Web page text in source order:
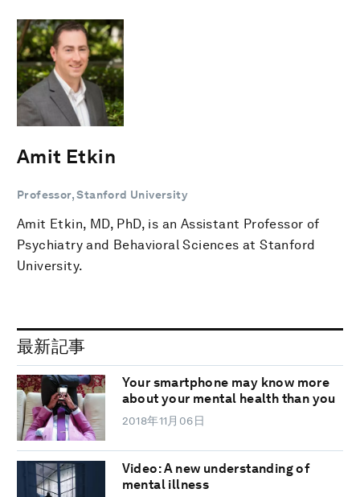
Amit Etkin
Professor, Stanford University
Amit Etkin, MD, PhD, is an Assistant Professor of
Psychiatry and Behavioral Sciences at Stanford
University.
最新記事
Your smartphone may know more
about your mental health than you
2018年11月06日
Video: A new understanding of
mental illness